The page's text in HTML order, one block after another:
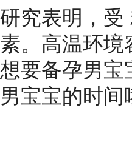
研究表明，
素。高温环
想要备孕男
男宝宝的时间